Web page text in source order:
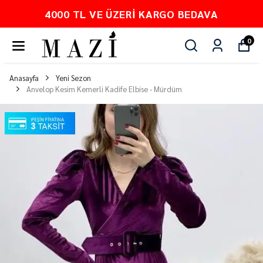
TL VE ÜZERI KARGO BEDAVA
0
Anasayfa
Yeni Sezon
Anvelop Kesim Kemerli Kadife Elbise - Mürdüm